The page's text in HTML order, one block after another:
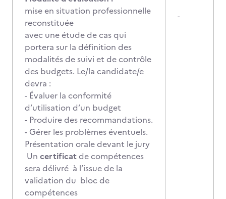
mise en situation professionnelle
reconstituée
avec une étude de cas qui
portera sur la définition des
modalités de suivi et de contrôle
des budgets. Le/la candidate/e
devra :
- Évaluer la conformité
d’utilisation d’un budget
- Produire des recommandations.
- Gérer les problèmes éventuels.
Présentation orale devant le jury
Un certificatde compétences
sera délivré à l’issue de la
validation du bloc de
compétences
-